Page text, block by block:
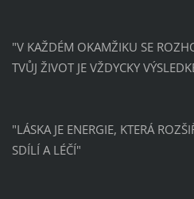
"V KAŽDÉM OKAMŽIKU SE
TVŮJ ŽIVOT JE VŽDYCKY
"LÁSKA JE ENERGIE, KTERÁ
SDÍLÍ A LÉČÍ"